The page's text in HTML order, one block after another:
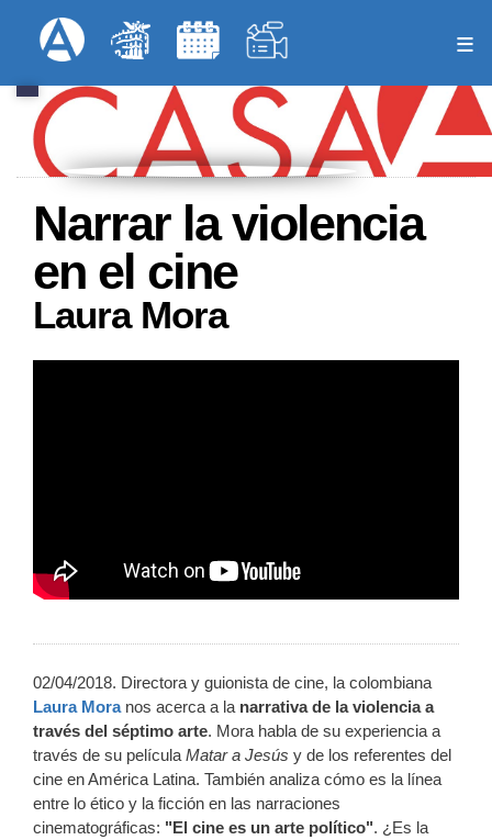
al
principal
Menú Superior
Narrar la violencia
en el cine
Laura Mora
02/04/2018. Directora y guionista de cine, la colombiana
Laura Moranos acerca a la narrativa de la violencia a
través del séptimo arte. Mora habla de su experiencia a
través de su película Matar a Jesús y de los referentes del
cine en América Latina. También analiza cómo es la línea
entre lo ético y la ficción en las narraciones
cinematográficas: "El cine es un arte político". ¿Es la